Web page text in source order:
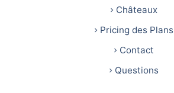
Châteaux
Pricing des Plans
Contact
Questions